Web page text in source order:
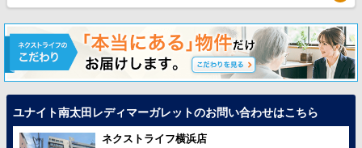
ユナイト南太田レディマーガレットのお問い合わせはこちら
ネクストライフ横浜店